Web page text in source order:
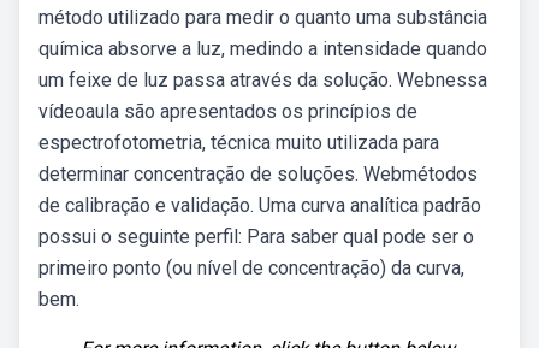
método utilizado para medir o quanto uma substância
química absorve a luz, medindo a intensidade quando
um feixe de luz passa através da solução. Webnessa
vídeoaula são apresentados os princípios de
espectrofotometria, técnica muito utilizada para
determinar concentração de soluções. Webmétodos
de calibração e validação. Uma curva analítica padrão
possui o seguinte perfil: Para saber qual pode ser o
primeiro ponto (ou nível de concentração) da curva,
bem.